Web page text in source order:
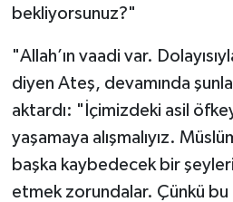
bekliyorsunuz?"
"Allah’ın vaadi var.
diyen Ateş, devamında
aktardı: "İçimizdeki asil
yaşamaya alışmalıyız.
başka kaybedecek bir şeyleri
etmek zorundalar. Çünkü bu